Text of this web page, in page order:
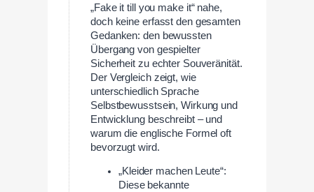
„Fake it till you make it“ nahe,
doch keine erfasst den gesamten
Gedanken: den bewussten
Übergang von gespielter
Sicherheit zu echter Souveränität.
Der Vergleich zeigt, wie
unterschiedlich Sprache
Selbstbewusstsein, Wirkung und
Entwicklung beschreibt – und
warum die englische Formel oft
bevorzugt wird.
„Kleider machen Leute“:
Diese bekannte